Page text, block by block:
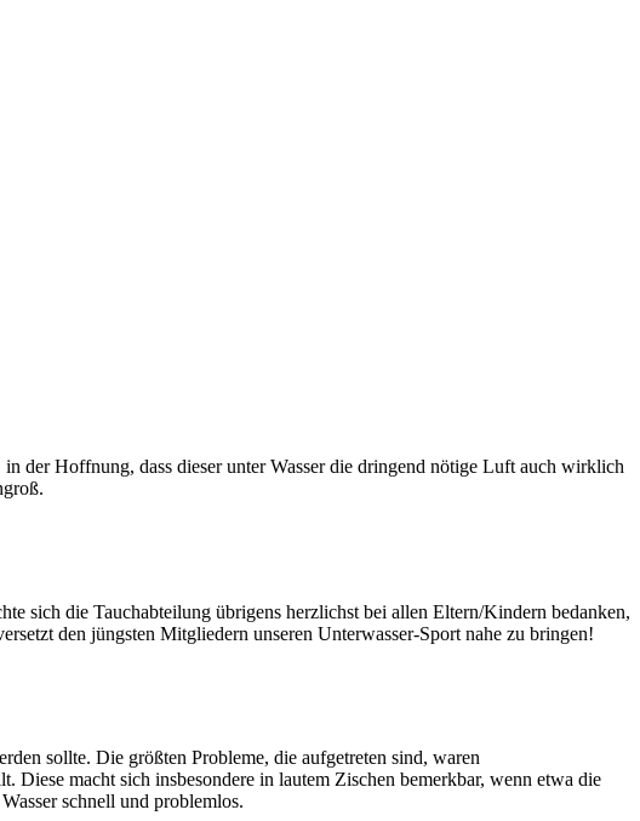
der Hoffnung, dass dieser unter Wasser die dringend nötige Luft auch wirklich
sich die Tauchabteilung übrigens herzlichst bei allen Eltern/Kindern bedanken,
den jüngsten Mitgliedern unseren Unterwasser-Sport nahe zu bringen!
sollte. Die größten Probleme, die aufgetreten sind, waren
macht sich insbesondere in lautem Zischen bemerkbar, wenn etwa die
schnell und problemlos.